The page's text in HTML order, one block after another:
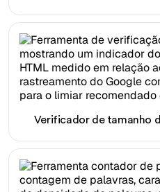
Verificador de tamanho